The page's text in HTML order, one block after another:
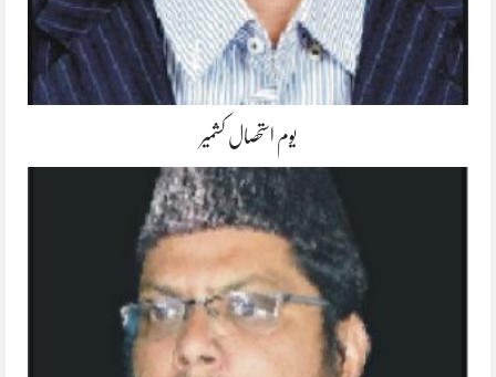
یوم استحصال کشمیر